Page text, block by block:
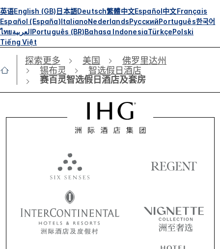
英语English (GB)日本語Deutsch繁體中文Español中文Français
Español (España)ItalianoNederlandsРусскийPortuguês한국어
ไทยالعربيةPortuguês (BR)Bahasa IndonesiaTürkçePolski
Tiếng Việt
探索更多 美国
佛罗里达州
锡布灵
智选假日酒店
赛百灵智选假日酒店及套房